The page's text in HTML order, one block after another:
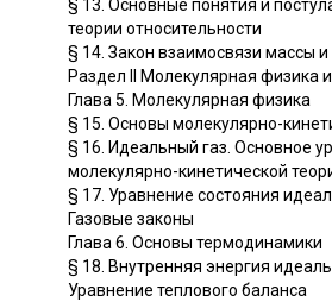
§ 13. Основные понятия и
теории относительности
§ 14. Закон взаимосвязи массы и
Раздел II Молекулярная физика
Глава 5. Молекулярная физика
§ 15. Основы молекулярно-
§ 16. Идеальный газ. Основное
молекулярно-кинетической
§ 17. Уравнение состояния
Газовые законы
Глава 6. Основы термодинамики
§ 18. Внутренняя энергия
Уравнение теплового баланса